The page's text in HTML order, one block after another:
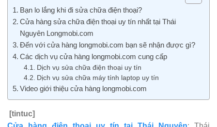
Bạn lo lắng khi đi sửa chữa điện thoại?
Cửa hàng sửa chữa điện thoại uy tín nhất tại Thái
Nguyên Longmobi.com
Đến với cửa hàng longmobi.com bạn sẽ nhận được gì?
Các dịch vụ cửa hàng longmobi.com cung cấp
Dịch vụ sửa chữa điện thoại uy tín
Dịch vụ sửa chữa máy tính laptop uy tín
Video giới thiệu cửa hàng longmobi.com
[tintuc]